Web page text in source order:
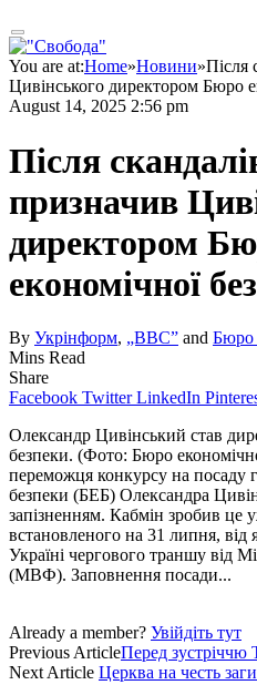
You are at:Home»Новини»Після
Цивінського директором Бюро
August 14, 2025 2:56 pm
Після
призначив
директором
економічної
By Укрінформ, „BBC” and Бюро
Mins Read
Share
Facebook Twitter LinkedIn
Олександр Цивінський став
безпеки. (Фото: Бюро
переможця конкурсу на посаду
безпеки (БЕБ) Олек­сандра
запізненням. Кабмін зробив це
встановленого на 31 липня, від
Україні чергового траншу від
(МВФ). Заповнен­ня посади...
Already a member? Увійдіть тут
Previous ArticleПеред зустріччю
Next Article Церква на честь